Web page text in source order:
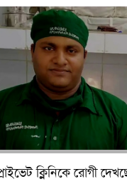
ক্লিনিকে রোগী